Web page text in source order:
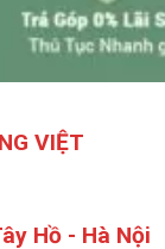
VIỆT
Hồ - Hà Nội